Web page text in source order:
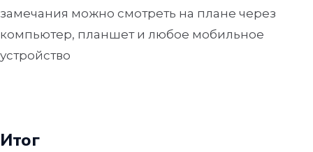
замечания можно смотреть на плане через
компьютер, планшет и любое мобильное
устройство
Итог